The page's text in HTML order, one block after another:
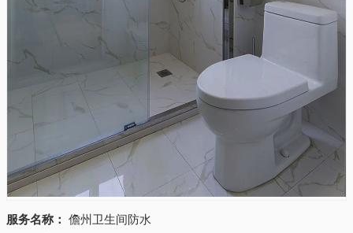
服务名称： 儋州卫生间防水